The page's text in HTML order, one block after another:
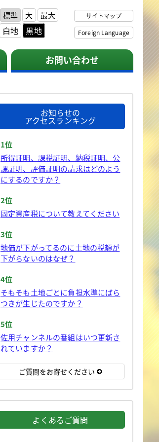
標準 大 最大
白地 黒地
サイトマップ
Foreign Language
お問い合わせ
お知らせの
アクセスランキング
1位
所得証明、課税証明、納税証明、公
課証明、評価証明の請求はどのよう
にするのですか？
2位
固定資産税について教えてください
3位
地価が下がってるのに土地の税額が
下がらないのはなぜ？
4位
そもそも土地ごとに負担水準にばら
つきが生じたのですか？
5位
佐用チャンネルの番組はいつ更新さ
れていますか？
ご質問をお寄せください
よくあるご質問